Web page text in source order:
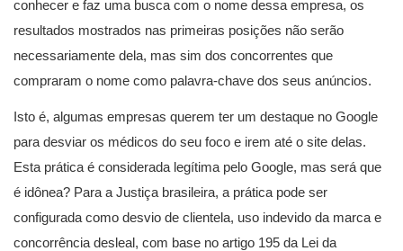
conhecer e faz uma busca com o nome dessa empresa, os
resultados mostrados nas primeiras posições não serão
necessariamente dela, mas sim dos concorrentes que
compraram o nome como palavra-chave dos seus anúncios.
Isto é, algumas empresas querem ter um destaque no Google
para desviar os médicos do seu foco e irem até o site delas.
Esta prática é considerada legítima pelo Google, mas será que
é idônea? Para a Justiça brasileira, a prática pode ser
configurada como desvio de clientela, uso indevido da marca e
concorrência desleal, com base no artigo 195 da Lei da